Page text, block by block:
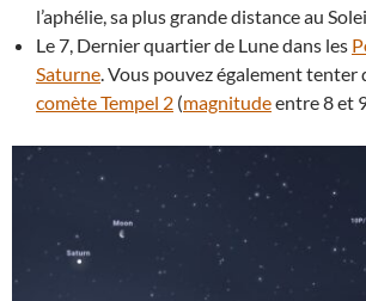
l’aphélie, sa plus grande distance au
Le 7, Dernier quartier de Lune dans les
Saturne . Vous pouvez également
comète Tempel 2 (magnitudeentre 8 et